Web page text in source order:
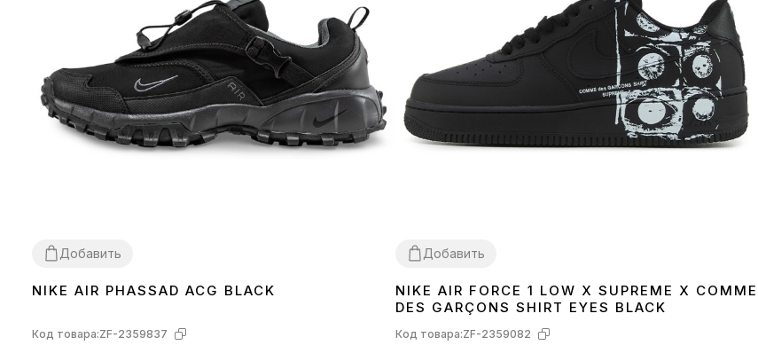
Добавить
4243 44
NIKE AIR PHASSAD ACG BLACK
Код товара:ZF-2359837
Добавить
3637 38 39 41 424344 45
NIKE AIR FORCE 1 LOW X SUPREME X COMME
DES GARÇONS SHIRT EYES BLACK
Код товара:ZF-2359082